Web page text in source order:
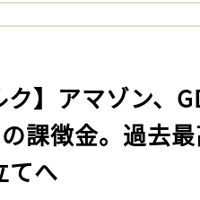
ク】アマゾン、
課徴金。過去
てへ